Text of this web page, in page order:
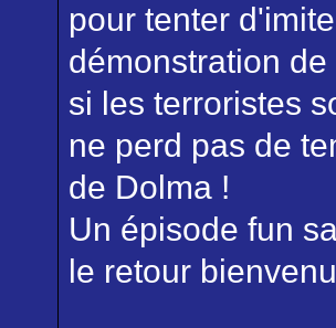
pour tenter
démonstration
si les terroristes
ne perd pas de
de Dolma !
Un épisode fun
le retour